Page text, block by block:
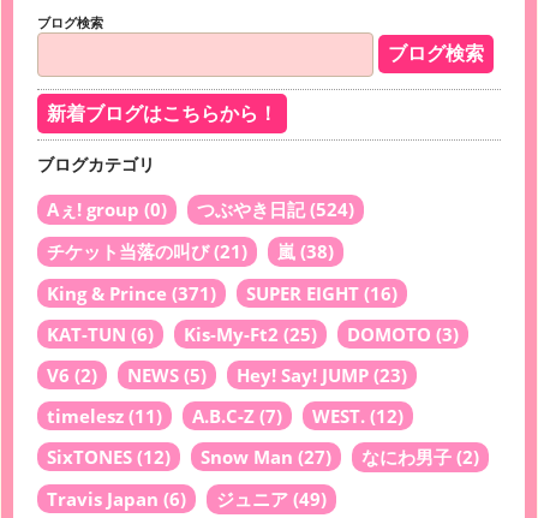
ブログ検索
新着ブログはこちらから！
ブログカテゴリ
Aぇ! group (0) つぶやき日記(524)
チケット当落の叫び(21) 嵐 (38)
King & Prince (371) SUPER EIGHT (16)
KAT-TUN (6) Kis-My-Ft2 (25) DOMOTO (3)
V6 (2) NEWS (5) Hey! Say! JUMP (23)
timelesz (11) A.B.C-Z (7) WEST. (12)
SixTONES (12) Snow Man (27) なにわ男子 (2)
Travis Japan (6) ジュニア (49)